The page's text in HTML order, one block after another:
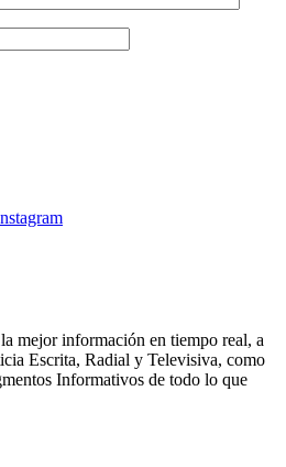
mejor información en tiempo real, a
Escrita, Radial y Televisiva, como
Informativos de todo lo que